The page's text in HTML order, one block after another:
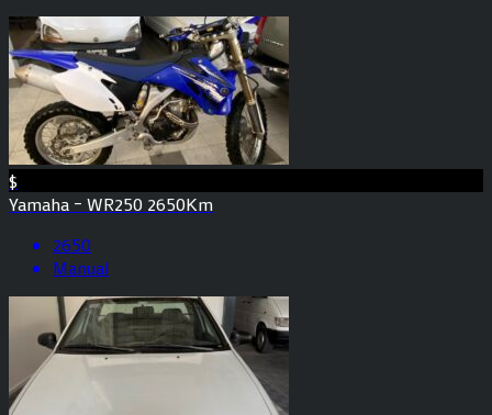
$
Yamaha – WR250 2650Km
2650
Manual